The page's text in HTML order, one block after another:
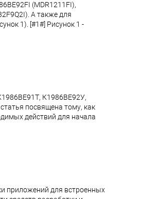
(MDR1211FI),
А также для
1). [#1#] Рисунок 1 -
К1986ВЕ92У,
посвящена тому, как
действий для начала
приложений для встроенных